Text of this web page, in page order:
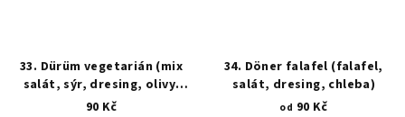
33. Dürüm vegetarián (mix
salát, sýr, dresing, olivy,
tortilla)
90 Kč
34. Döner falafel (falafel,
salát, dresing, chleba)
od 90 Kč